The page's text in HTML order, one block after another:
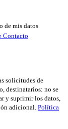
de mis datos
Contacto
solicitudes de
destinatarios: no se
y suprimir los datos,
adicional. Política